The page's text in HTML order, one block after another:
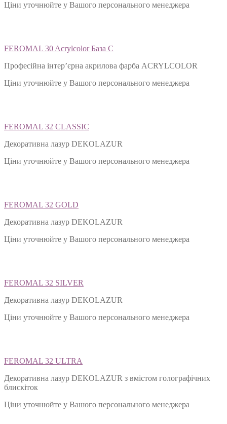
Ціни уточнюйте у Вашого персонального менеджера
FEROMAL 30 Acrylcolor База С
Професійна інтер’єрна акрилова фарба ACRYLCOLOR
Ціни уточнюйте у Вашого персонального менеджера
FEROMAL 32 CLASSIC
Декоративна лазур DEKOLAZUR
Ціни уточнюйте у Вашого персонального менеджера
FEROMAL 32 GOLD
Декоративна лазур DEKOLAZUR
Ціни уточнюйте у Вашого персонального менеджера
FEROMAL 32 SILVER
Декоративна лазур DEKOLAZUR
Ціни уточнюйте у Вашого персонального менеджера
FEROMAL 32 ULTRA
Декоративна лазур DEKOLAZUR з вмістом голографічних
блискіток
Ціни уточнюйте у Вашого персонального менеджера